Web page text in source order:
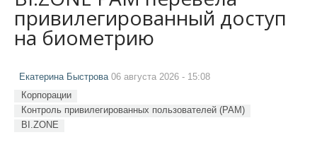
привилегированный доступ
на биометрию
Екатерина Быстрова06 августа 2026 - 15:08
Корпорации
Контроль привилегированных пользователей (PAM)
BI.ZONE